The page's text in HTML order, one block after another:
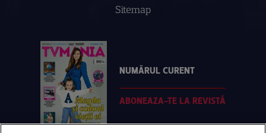
Sitemap
NUMĂRUL CURENT
ABONEAZA-TE LA REVISTĂ